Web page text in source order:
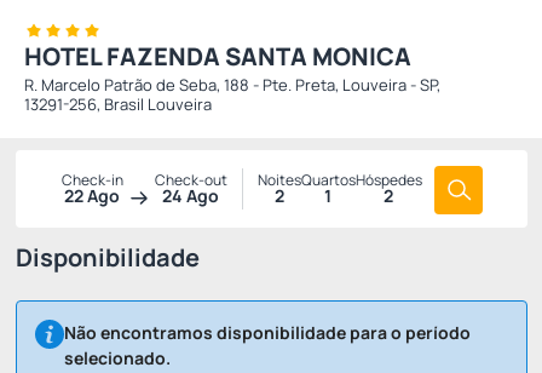
HOTEL FAZENDA SANTA MONICA
R. Marcelo Patrão de Seba, 188 - Pte. Preta, Louveira - SP,
13291-256, Brasil Louveira
Check-in
22 Ago
Check-out
24 Ago
Noites
2
Quartos
1
Hóspedes
2
Disponibilidade
Não encontramos disponibilidade para o período
selecionado.